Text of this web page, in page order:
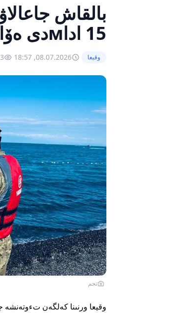
بالقاش
15 اداмدى ەۆاكۋاцييالادى
وقيعا 08.07.2026, 18:57
تجم